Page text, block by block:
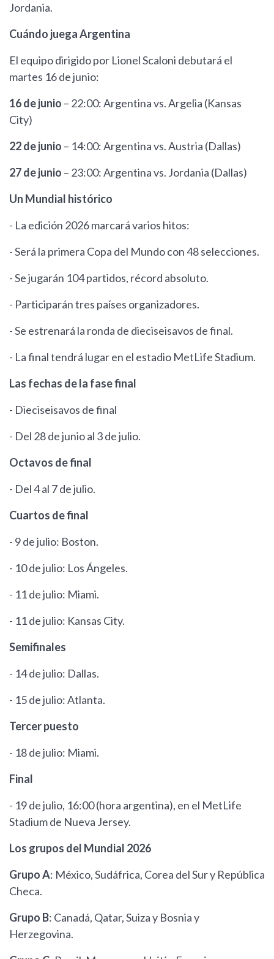
Jordania.
Cuándo juega Argentina
El equipo dirigido por Lionel Scaloni debutará el
martes 16 de junio:
16 de junio – 22:00: Argentina vs. Argelia (Kansas
City)
22 de junio – 14:00: Argentina vs. Austria (Dallas)
27 de junio – 23:00: Argentina vs. Jordania (Dallas)
Un Mundial histórico
- La edición 2026 marcará varios hitos:
- Será la primera Copa del Mundo con 48 selecciones.
- Se jugarán 104 partidos, récord absoluto.
- Participarán tres países organizadores.
- Se estrenará la ronda de dieciseisavos de final.
- La final tendrá lugar en el estadio MetLife Stadium.
Las fechas de la fase final
- Dieciseisavos de final
- Del 28 de junio al 3 de julio.
Octavos de final
- Del 4 al 7 de julio.
Cuartos de final
- 9 de julio: Boston.
- 10 de julio: Los Ángeles.
- 11 de julio: Miami.
- 11 de julio: Kansas City.
Semifinales
- 14 de julio: Dallas.
- 15 de julio: Atlanta.
Tercer puesto
- 18 de julio: Miami.
Final
- 19 de julio, 16:00 (hora argentina), en el MetLife
Stadium de Nueva Jersey.
Los grupos del Mundial 2026
Grupo A: México, Sudáfrica, Corea del Sur y República
Checa.
Grupo B: Canadá, Qatar, Suiza y Bosnia y
Herzegovina.